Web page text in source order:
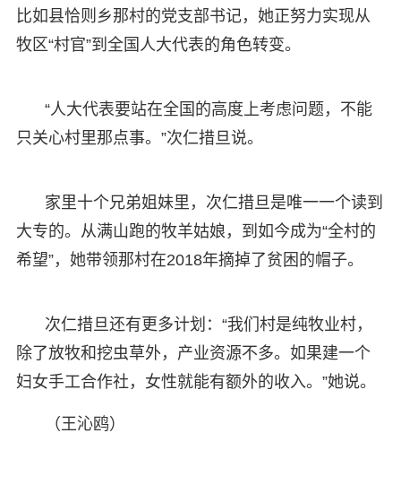
比如县恰则乡那村的党支部书记，她正努力实现从
牧区“村官”到全国人大代表的角色转变。
“人大代表要站在全国的高度上考虑问题，不能
只关心村里那点事。”次仁措旦说。
家里十个兄弟姐妹里，次仁措旦是唯一一个读到
大专的。从满山跑的牧羊姑娘，到如今成为“全村的
希望”，她带领那村在2018年摘掉了贫困的帽子。
次仁措旦还有更多计划：“我们村是纯牧业村，
除了放牧和挖虫草外，产业资源不多。如果建一个
妇女手工合作社，女性就能有额外的收入。”她说。
（王沁鸥）